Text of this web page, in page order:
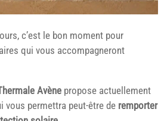
c’est le bon moment pour
qui vous accompagneront
Avène propose actuellement
vous permettra peut-être de remporter